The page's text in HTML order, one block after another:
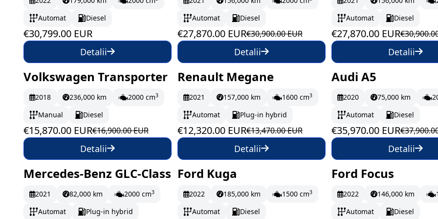
Automat Diesel
€30,799.00 EUR
Detalii
Automat Diesel
€27,870.00 EUR€30,900.00 EUR
Detalii
Automat Diesel
€27,870.00 EUR
Detalii
În stoc 264.5 EUR/lună
Volkswagen Transporter
2018 236,000 km 2000 cm3
Manual Diesel
€15,870.00 EUR€16,900.00 EUR
Detalii
În stoc 205.33 EUR/lună
Renault Megane
2021 157,000 km 1600 cm3
Automat Plug-in hybrid
€12,320.00 EUR€13,470.00 EUR
Detalii
În stoc
Audi A5
2020 75,000 km
Automat Diesel
€35,970.00 EUR
Detalii
În stoc 695.5 EUR/lună
Mercedes-Benz GLC-Class
2021 82,000 km 2000 cm3
Automat Plug-in hybrid
În stoc
Ford Kuga
2022 185,000 km 1500 cm3
Automat Diesel
În stoc 212.17 EUR/
Ford Focus
2022 146,000 km
Automat Diesel